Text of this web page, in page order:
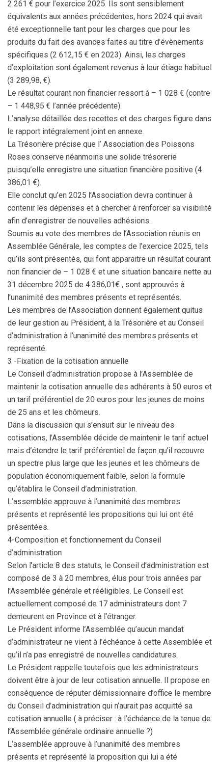
2 261 € pour l’exercice 2025. Ils sont sensiblement
équivalents aux années précédentes, hors 2024 qui avait
été exceptionnelle tant pour les charges que pour les
produits du fait des avances faites au titre d’évènements
spécifiques (2 612,15 € en 2023). Ainsi, les charges
d’exploitation sont également revenus à leur étiage habituel
(3 289,98, €).
Le résultat courant non financier ressort à – 1 028 € (contre
– 1 448,95 € l’année précédente).
L’analyse détaillée des recettes et des charges figure dans
le rapport intégralement joint en annexe.
La Trésorière précise que l’ Association des Poissons
Roses conserve néanmoins une solide trésorerie
puisqu’elle enregistre une situation financière positive (4
386,01 €).
Elle conclut qu’en 2025 l’Association devra continuer à
contenir les dépenses et à chercher à renforcer sa visibilité
afin d’enregistrer de nouvelles adhésions.
Soumis au vote des membres de l’Association réunis en
Assemblée Générale, les comptes de l’exercice 2025, tels
qu’ils sont présentés, qui font apparaitre un résultat courant
non financier de – 1 028 € et une situation bancaire nette au
31 décembre 2025 de 4 386,01€ , sont approuvés à
l’unanimité des membres présents et représentés.
Les membres de l’Association donnent également quitus
de leur gestion au Président, à la Trésorière et au Conseil
d’administration à l’unanimité des membres présents et
représenté.
3 -Fixation de la cotisation annuelle
Le Conseil d’administration propose à l’Assemblée de
maintenir la cotisation annuelle des adhérents à 50 euros et
un tarif préférentiel de 20 euros pour les jeunes de moins
de 25 ans et les chômeurs.
Dans la discussion qui s’ensuit sur le niveau des
cotisations, l’Assemblée décide de maintenir le tarif actuel
mais d’étendre le tarif préférentiel de façon qu’il recouvre
un spectre plus large que les jeunes et les chômeurs de
population économiquement faible, selon la formule
qu’établira le Conseil d’administration.
L’assemblée approuve à l’unanimité des membres
présents et représenté les propositions qui lui ont été
présentées.
4-Composition et fonctionnement du Conseil
d’administration
Selon l’article 8 des statuts, le Conseil d’administration est
composé de 3 à 20 membres, élus pour trois années par
l’Assemblée générale et rééligibles. Le Conseil est
actuellement composé de 17 administrateurs dont 7
demeurent en Province et à l’étranger.
Le Président informe l’Assemblée qu’aucun mandat
d’administrateur ne vient à l’échéance à cette Assemblée et
qu’il n’a pas enregistré de nouvelles candidatures.
Le Président rappelle toutefois que les administrateurs
doivent être à jour de leur cotisation annuelle. Il propose en
conséquence de réputer démissionnaire d’office le membre
du Conseil d’administration qui n’aurait pas acquitté sa
cotisation annuelle ( à préciser : à l’échéance de la tenue de
l’Assemblée générale ordinaire annuelle ?)
L’assemblée approuve à l’unanimité des membres
présents et représenté la proposition qui lui a été